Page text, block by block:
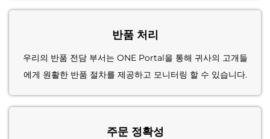
반품 처리
우리의 반품 전담 부서는 ONE Portal을 통해 귀사의 고개들
에게 원활한 반품 절차를 제공하고 모니터링 할 수 있습니다.
주문 정확성